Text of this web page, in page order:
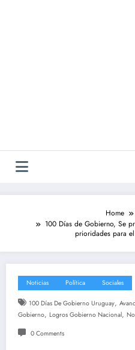
Home
100 Días de Gobierno, Se
prioridades para
Noticias Política Sociales
100 Días De Gobierno Uruguay,
Gobierno, Logros Gobierno Nacional,
0 Comments